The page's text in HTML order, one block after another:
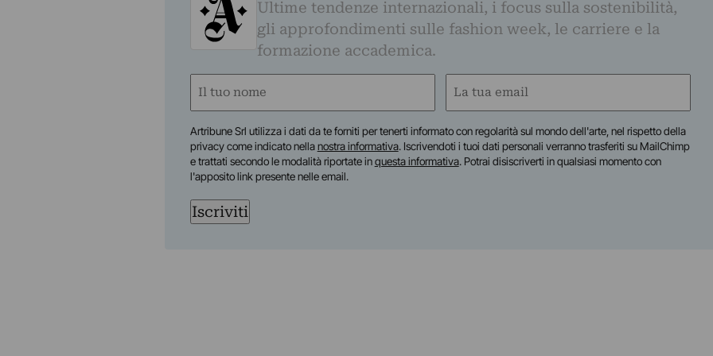
Ultime tendenze internazionali, i focus sulla sostenibilità,
gli approfondimenti sulle fashion week, le carriere e la
formazione accademica.
Nome
Email
Artribune Srl utilizza i dati da te forniti per tenerti informato con regolarità sul mondo dell'arte, nel rispetto della
privacy come indicato nellanostra informativa. Iscrivendoti i tuoi dati personali verranno trasferiti su MailChimp
e trattati secondo le modalità riportate inquesta informativa. Potrai disiscriverti in qualsiasi momento con
l'apposito link presente nelle email.
Iscriviti